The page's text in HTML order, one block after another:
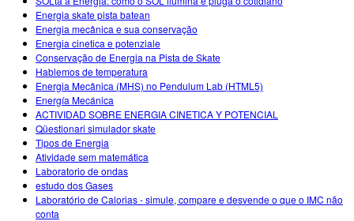
Vertaalde simulaties
Customizable Sims
Professional Learning with PhET
Teaching with PhET
Data Fluency
DEIB in STEM Ed
SceneryStack OSE
Impact Report
LOG IN / REGISTREER
Energia skate pista batean
Energia mecânica e sua conservação
Energia cinetica e potenziale
Conservação de Energia na Pista de Skate
Hablemos de temperatura
Energia Mecânica (MHS) no Pendulum Lab (HTML5)
Energía Mecánica
ACTIVIDAD SOBRE ENERGIA CINETICA Y POTENCIAL
Qüestionari simulador skate
Tipos de Energia
Atividade sem matemática
Laboratorio de ondas
estudo dos Gases
Laboratório de Calorias - simule, compare e desvende o que o IMC não
conta